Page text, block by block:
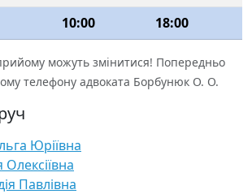
10:00 18:00
можуть змінитися! Попередньо
телефону адвоката Борбунюк О. О.
Юріївна
Олексіївна
Павлівна